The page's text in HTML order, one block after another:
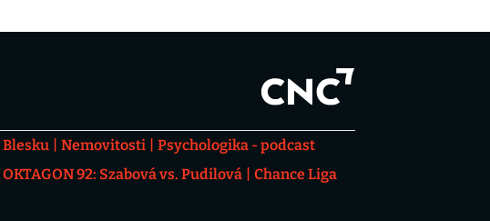
Nemovitosti
Psychologika - podcast
OKTAGON 92: Szabová vs. Pudilová
Chance Liga